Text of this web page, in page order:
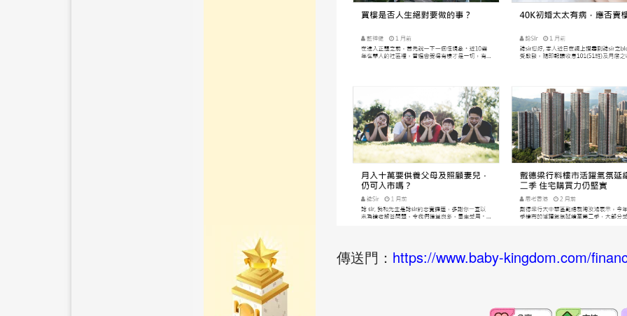
傳送門： https://www.baby-kingdom.com/